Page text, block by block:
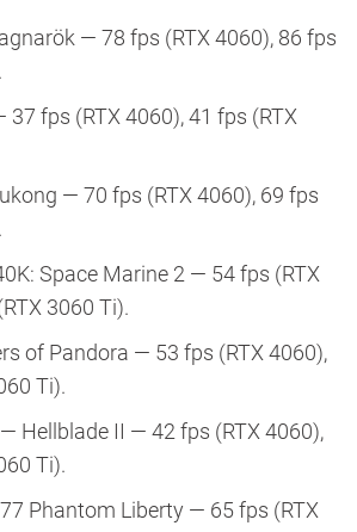
— 78 fps (RTX 4060), 86 fps
37 fps (RTX 4060), 41 fps (RTX
— 70 fps (RTX 4060), 69 fps
Space Marine 2 — 54 fps (RTX
3060 Ti).
of Pandora — 53 fps (RTX 4060),
Ti).
Hellblade II — 42 fps (RTX 4060),
Ti).
Phantom Liberty — 65 fps (RTX